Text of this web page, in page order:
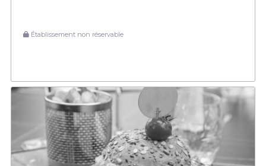
Établissement non réservable